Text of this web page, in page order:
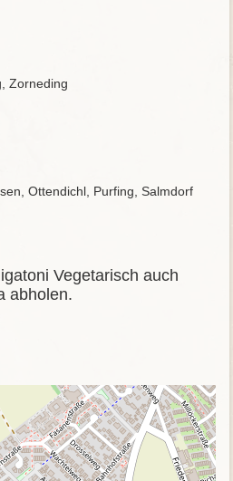
Zorneding
Ottendichl, Purfing, Salmdorf
Vegetarisch auch
abholen.